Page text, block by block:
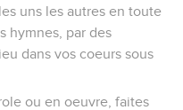
uns les autres en toute
hymnes, par des
dans vos coeurs sous
ou en oeuvre, faites